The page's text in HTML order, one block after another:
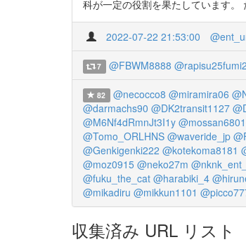
科が一定の役割を果たしています
2022-07-22 21:53:00
7 @FBWM8888
82 @necocco8 @miramira06
@darmachs90 @DK2transit1127
@M6Nf4dRmnJt3I1y
@Tomo_ORLHNS @waveride_jp
@Genkigenki222 @kotekoma8181
@moz0915 @neko27m
@fuku_the_cat @harabiki_4
@mikadiru @mikkun1101
収集済み URL リスト